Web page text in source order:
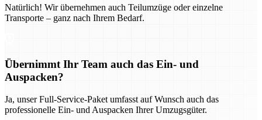
Natürlich! Wir übernehmen auch Teilumzüge oder einzelne
Transporte – ganz nach Ihrem Bedarf.
Übernimmt Ihr Team auch das Ein- und
Auspacken?
Ja, unser Full-Service-Paket umfasst auf Wunsch auch das
professionelle Ein- und Auspacken Ihrer Umzugsgüter.